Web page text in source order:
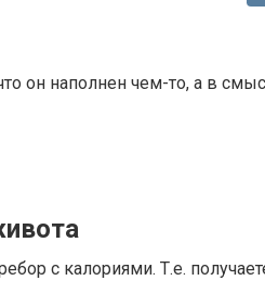
он наполнен чем-то, а в
с калориями. Т.е.